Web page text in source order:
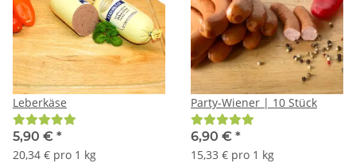
Leberkäse
5,90 € *
20,34 € pro 1 kg
Party-Wiener | 10 Stück
6,90 € *
15,33 € pro 1 kg